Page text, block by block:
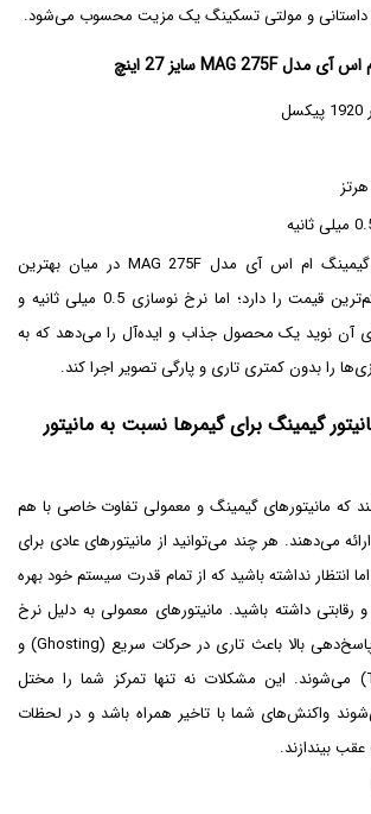
داستانی و مولتی تسکینگ یک مزیت محسوب می‌شود.
با وجود اینکه مانیتور گیمینگ ام اس آی مدل MAG 275F در میان بهترین
مانیتور های گیمینگ کم‌ترین قیمت را دارد؛ اما نرخ نوسازی 0.5 میلی ثانیه و
180 هرتزی آن نوید یک محصول جذاب و ایده‌آل را می‌دهد که به
را بدون کمتری تاری و پارگی تصویر اجرا کند.
گیمینگ برای گیمرها نسبت به مانیتور
که مانیتورهای گیمینگ و معمولی تفاوت خاصی با هم
می‌دهند. هر چند می‌توانید از مانیتورهای عادی برای
انتظار نداشته باشید که از تمام قدرت سیستم خود بهره
رقابتی داشته باشید. مانیتورهای معمولی به دلیل نرخ
نوسازی پایین و زمان پاسخ‌دهی بالا باعث تاری در حرکات سریع (Ghosting) و
پارگی تصویر (Tearing) می‌شوند. این مشکلات نه تنها تمرکز شما را مختل
واکنش‌های شما با تاخیر همراه باشد و در لحظات
بیندازند.